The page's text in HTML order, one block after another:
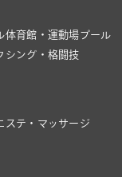
体育館・運動場プール
シング・格闘技
ステ・マッサージ